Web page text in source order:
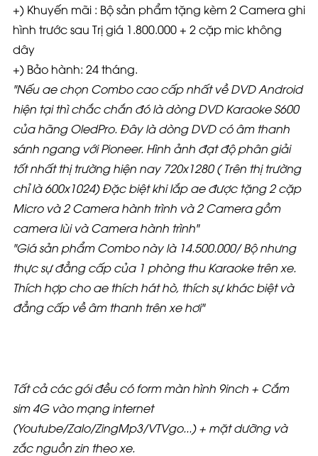
+) Khuyến mãi : Bộ sản phẩm tặng kèm 2 Camera ghi
hình trước sau Trị giá 1.800.000 + 2 cặp mic không
dây
+) Bảo hành: 24 tháng.
"Nếu ae chọn Combo cao cấp nhất về DVD Android
hiện tại thì chắc chắn đó là dòng DVD Karaoke S600
của hãng OledPro. Đây là dòng DVD có âm thanh
sánh ngang với Pioneer. Hình ảnh đạt độ phân giải
tốt nhất thị trường hiện nay 720x1280 ( Trên thị trường
chỉ là 600x1024) Đặc biệt khi lắp ae được tặng 2 cặp
Micro và 2 Camera hành trình và 2 Camera gồm
camera lùi và Camera hành trình"
"Giá sản phẩm Combo này là 14.500.000/ Bộ nhưng
thực sự đẳng cấp của 1 phòng thu Karaoke trên xe.
Thích hợp cho ae thích hát hò, thích sự khác biệt và
đẳng cấp về âm thanh trên xe hơi"
Tất cả các gói đều có form màn hình 9inch + Cắm
sim 4G vào mạng internet
(Youtube/Zalo/ZingMp3/VTVgo...) + mặt dưỡng và
zắc nguồn zin theo xe.